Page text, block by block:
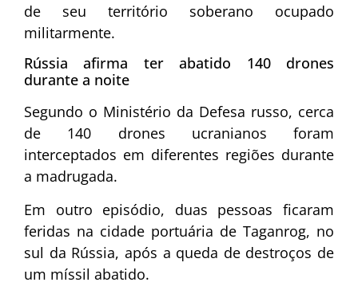
de seu território soberano ocupado
militarmente.
Rússia afirma ter abatido 140 drones
durante a noite
Segundo o Ministério da Defesa russo, cerca
de 140 drones ucranianos foram
interceptados em diferentes regiões durante
a madrugada.
Em outro episódio, duas pessoas ficaram
feridas na cidade portuária de Taganrog, no
sul da Rússia, após a queda de destroços de
um míssil abatido.